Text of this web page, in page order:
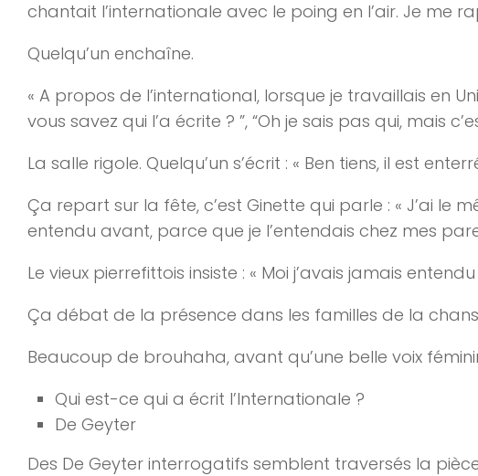
chantait l’internationale avec le poing en l’air. Je me
Quelqu’un enchaîne.
« A propos de l’international, lorsque je travaillais en
vous savez qui l’a écrite ? ”, “Oh je sais pas qui, mais
La salle rigole. Quelqu’un s’écrit : « Ben tiens, il est
Ça repart sur la fête, c’est Ginette qui parle : « J’ai le
entendu avant, parce que je l’entendais chez mes
Le vieux pierrefittois insiste : « Moi j’avais jamais
Ça débat de la présence dans les familles de la
Beaucoup de brouhaha, avant qu’une belle voix
Qui est-ce qui a écrit l’Internationale ?
De Geyter
Des De Geyter interrogatifs semblent traversés la